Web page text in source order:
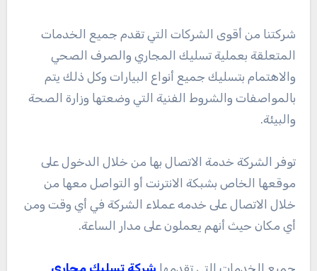
شركتنا من أقوى الشركات التي تقدم جميع الخدمات
المتعلقة بعملية تسليك المجاري والصرف الصحي
والاهتمام بتسليك جميع أنواع البيارات وكل ذلك يتم
بالمواصفات والشروط الفنية التي وضعتها وزارة الصحة
والبيئة.
توفر الشركة خدمة الاتصال بها من خلال الدخول على
موقعها الخاص بشبكة الانترنت أو التواصل معها من
خلال الاتصال على خدمه عملاء الشركة في أي وقت ومن
أي مكان حيث أنهم يعملون على مدار الساعة.